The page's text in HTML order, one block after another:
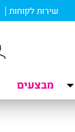
שירות לקוחות
מבצעים